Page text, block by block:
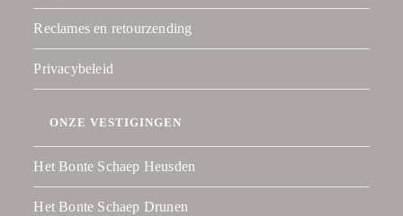
Reclames en retourzending
Privacybeleid
ONZE VESTIGINGEN
Het Bonte Schaep Heusden
Het Bonte Schaep Drunen